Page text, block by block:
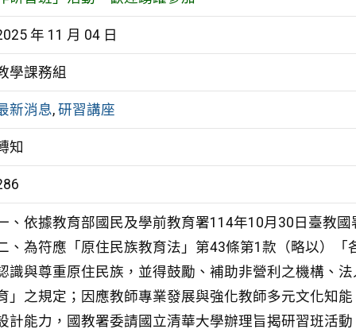
年 11 月 04 日
學課務組
新消息, 研習講座
知
、依據教育部國民及學前教育署114年10月30日臺教
、為符應「原住民族教育法」第43條第1款（略以）
識與尊重原住民族，並得鼓勵、補助非營利之機構、
」之規定；因應教師專業發展與強化教師多元文化知
計能力，國教署委請國立清華大學辦理旨揭研習班活動